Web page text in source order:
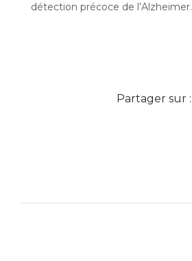
détection précoce de l’Alzheimer.
Partager sur :